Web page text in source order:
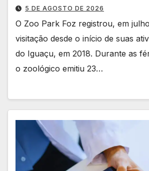
5 DE AGOSTO DE 2026
O Zoo Park Foz registrou, em
visitação desde o início de suas
do Iguaçu, em 2018. Durante as
o zoológico emitiu 23…